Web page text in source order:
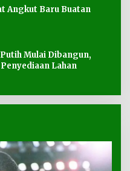
Angkut Baru Buatan
Mulai Dibangun,
Lahan